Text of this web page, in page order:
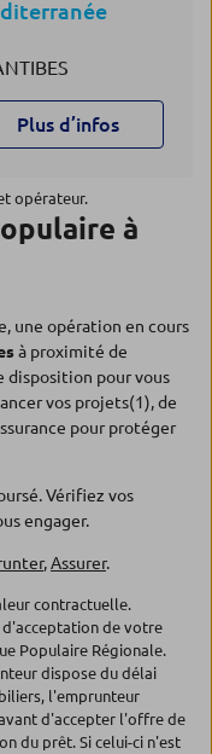
Plus d’infos
opérateur.
à
une opération en cours
à proximité de
disposition pour vous
vos projets(1), de
pour protéger
Vérifiez vos
engager.
,Assurer.
contractuelle.
d'acceptation de votre
Populaire Régionale.
dispose du délai
l'emprunteur
d'accepter l'offre de
du prêt. Si celui-ci n'est